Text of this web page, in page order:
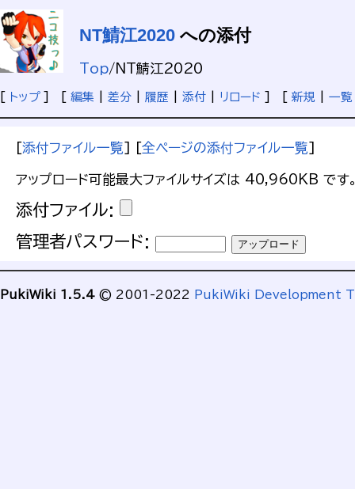
NT鯖江2020 への添付
Top/NT鯖江2020
トップ] [ 編集 差分 履歴 添付 リロード 新規 一覧
[添付ファイル一覧] [全ページの添付ファイル一覧]
アップロード可能最大ファイルサイズは 40,960KB です
添付ファイル:
管理者パスワード:
PukiWiki 1.5.4 © 2001-2022 PukiWiki Development